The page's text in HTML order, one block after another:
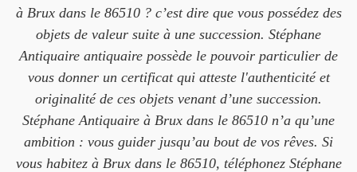
à Brux dans le 86510 ? c’est dire que vous possédez des
objets de valeur suite à une succession. Stéphane
Antiquaire antiquaire possède le pouvoir particulier de
vous donner un certificat qui atteste l'authenticité et
originalité de ces objets venant d’une succession.
Stéphane Antiquaire à Brux dans le 86510 n’a qu’une
ambition : vous guider jusqu’au bout de vos rêves. Si
vous habitez à Brux dans le 86510, téléphonez Stéphane